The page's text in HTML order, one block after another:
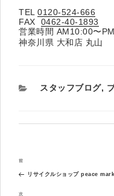
TEL 0120-524-666
FAX
0462-40-1893
営業時間 AM10:00〜
神奈川県 大和店 丸山
カ
スタッフブログ,
稿
ナ
過
去
前
リサイクルショップ peace
次